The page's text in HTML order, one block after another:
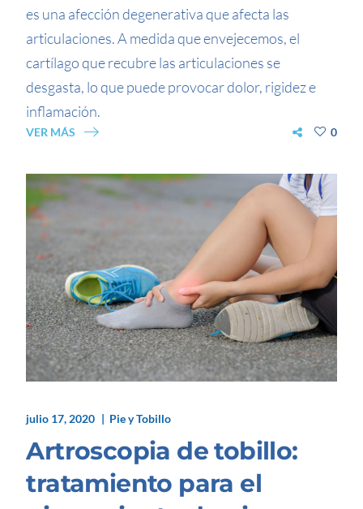
es una afección degenerativa que afecta las
articulaciones. A medida que envejecemos, el
cartílago que recubre las articulaciones se
desgasta, lo que puede provocar dolor, rigidez e
inflamación.
VER MÁS 0
julio 17, 2020 Pie y Tobillo
Artroscopia de tobillo:
tratamiento para el